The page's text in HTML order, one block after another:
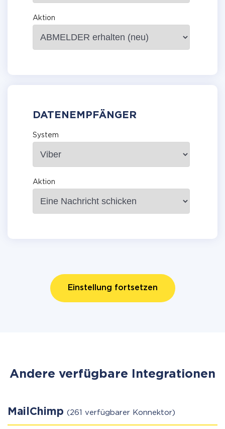
Aktion
DATENEMPFÄNGER
System
Aktion
Einstellung fortsetzen
Andere verfügbare Integrationen
MailChimp (261 verfügbarer Konnektor)